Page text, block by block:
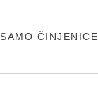
SAMO ČINJENICE